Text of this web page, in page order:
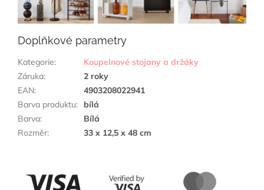
Doplňkové parametry
Kategorie:
Koupelnové stojany a držáky
Záruka:
2 roky
EAN:
4903208022941
Barva produktu:
bílá
Barva:
Bílá
Rozměr: 33 x 12,5 x 48 cm